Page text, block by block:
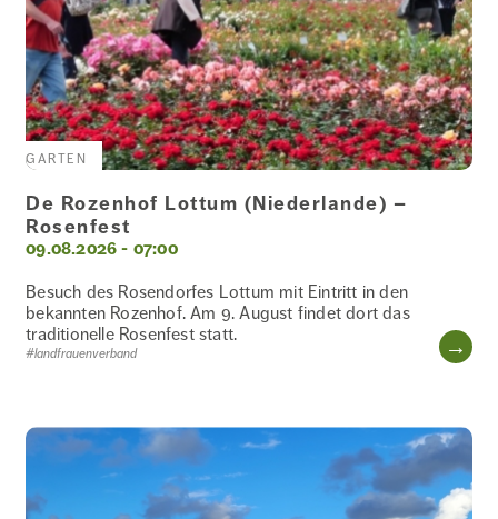
GARTEN
UND
HEIMATKUNDE
KOCHKURS
GARTEN
09.08.2026 - 07:00
De Rozenhof Lottum (Niederlande) –
Rosenfest
Besuch des Rosendorfes Lottum mit Eintritt in den
bekannten Rozenhof. Am 9. August findet dort das
traditionelle Rosenfest statt.
#landfrauenverband